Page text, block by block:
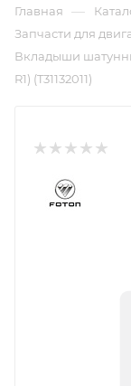
Главная —
Запчасти для
Вкладыши
R1) (T31132011)